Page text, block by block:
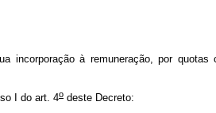
à remuneração, por quotas
I do art. 4o deste Decreto: